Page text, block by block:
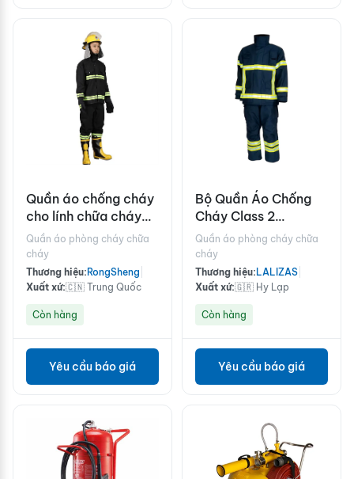
Quần áo chống cháy
cho lính chữa cháy
Rongsheng RSZD-F
Quần áo phòng cháy chữa
cháy
Thương hiệu: RongSheng
Xuất xứ:🇨🇳 Trung Quốc
Còn hàng
Yêu cầu báo giá
Bộ Quần Áo Chống
Cháy Class 2
LALIZAS Antipiros
Quần áo phòng cháy chữa
cháy
Thương hiệu: LALIZAS
Xuất xứ:🇬🇷 Hy Lạp
Còn hàng
Yêu cầu báo giá